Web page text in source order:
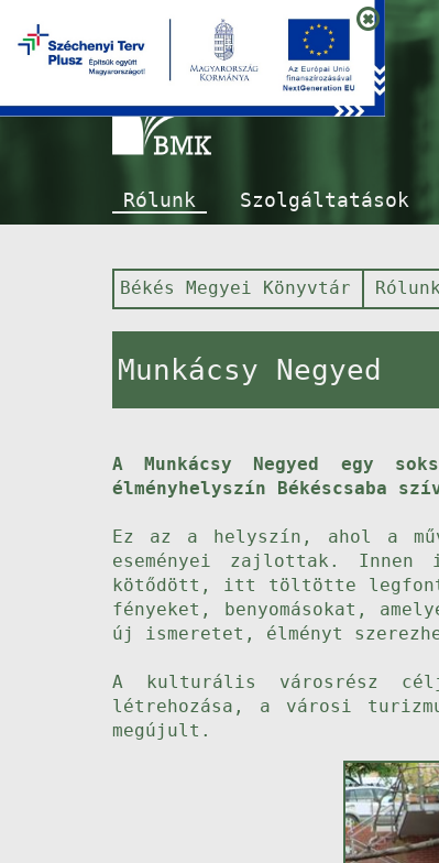
Rólunk Szolgáltatások
Békés Megyei Könyvtár Rólunk
Munkácsy Negyed
A Munkácsy Negyed egy
élményhelyszín Békéscsaba
Ez az a helyszín, ahol a
eseményei zajlottak.
kötődött, itt töltötte
fényeket, benyomásokat,
új ismeretet, élményt
A kulturális városrész
létrehozása, a városi
megújult.